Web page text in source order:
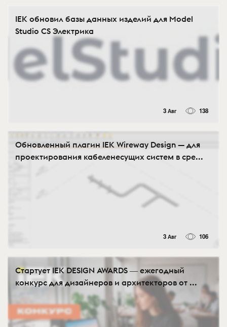
IEK обновил базы данных изделий для Model
Studio CS Электрика
3 Авг 138
Обновленный плагин IEK Wireway Design — для
проектирования кабеленесущих систем в сре...
3 Авг 106
Стартует IEK DESIGN AWARDS ― ежегодный
конкурс для дизайнеров и архитекторов от ...